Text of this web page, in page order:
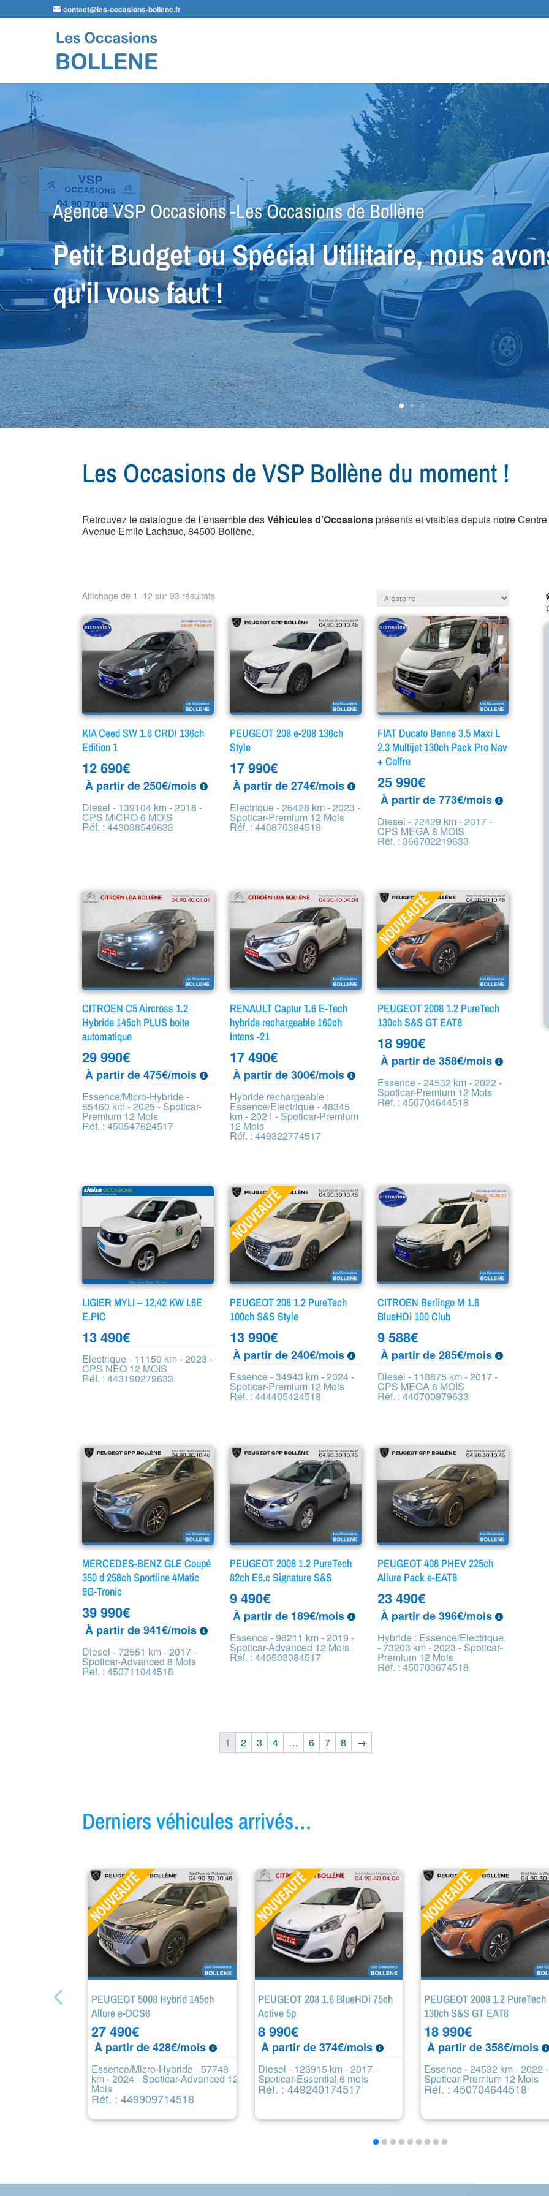
contact@les-occasions-bollene.fr
Agence VSP Occasions -Les Occasions de Bollène
Petit Budget ou Spécial Utilitaire, nous
qu'il vous faut !
Les Occasions de VSP Bollène du moment !
Retrouvez le catalogue de l’ensemble desVéhicules d’Occasionsprésents et visibles depuis notre
Avenue Emile Lachauc, 84500 Bollène.
Affichage de 1–12 sur 93 résultats
KIA Ceed SW 1.6 CRDI 136ch
Edition 1
12 690€
À partir de 250€/mois
Diesel - 139104 km - 2018 -
CPS MICRO 6 MOIS
Réf. : 443038549633
PEUGEOT 208 e-208 136ch
Style
17 990€
À partir de 274€/mois
Electrique - 26428 km - 2023 -
Spoticar-Premium 12 Mois
Réf. : 440870384518
FIAT Ducato Benne 3.5 Maxi L
2.3 Multijet 130ch Pack Pro Nav
+ Coffre
25 990€
À partir de 773€/mois
Diesel - 72429 km - 2017 -
CPS MEGA 8 MOIS
Réf. : 366702219633
CITROEN C5 Aircross 1.2
Hybride 145ch PLUS boite
automatique
29 990€
À partir de 475€/mois
Essence/Micro-Hybride -
55460 km - 2025 - Spoticar-
Premium 12 Mois
Réf. : 450547624517
RENAULT Captur 1.6 E-Tech
hybride rechargeable 160ch
Intens -21
17 490€
À partir de 300€/mois
Hybride rechargeable :
Essence/Electrique - 48345
km - 2021 - Spoticar-Premium
12 Mois
Réf. : 449322774517
PEUGEOT 2008 1.2 PureTech
130ch S&S GT EAT8
18 990€
À partir de 358€/mois
Essence - 24532 km - 2022 -
Spoticar-Premium 12 Mois
Réf. : 450704644518
LIGIER MYLI – 12,42 KW L6E
E.PIC
13 490€
Electrique - 11150 km - 2023 -
CPS NEO 12 MOIS
Réf. : 443190279633
PEUGEOT 208 1.2 PureTech
100ch S&S Style
13 990€
À partir de 240€/mois
Essence - 34943 km - 2024 -
Spoticar-Premium 12 Mois
Réf. : 444405424518
CITROEN Berlingo M 1.6
BlueHDi 100 Club
9 588€
À partir de 285€/mois
Diesel - 118875 km - 2017 -
CPS MEGA 8 MOIS
Réf. : 440700979633
MERCEDES-BENZ GLE Coupé
350 d 258ch Sportline 4Matic
9G-Tronic
39 990€
À partir de 941€/mois
Diesel - 72551 km - 2017 -
Spoticar-Advanced 8 Mois
Réf. : 450711044518
PEUGEOT 2008 1.2 PureTech
82ch E6.c Signature S&S
9 490€
À partir de 189€/mois
Essence - 96211 km - 2019 -
Spoticar-Advanced 12 Mois
Réf. : 440503084517
PEUGEOT 408 PHEV 225ch
Allure Pack e-EAT8
23 490€
À partir de 396€/mois
Hybride : Essence/Electrique
- 73203 km - 2023 - Spoticar-
Premium 12 Mois
Réf. : 450703674518
1 2 3 4 … 6 7 8 →
Derniers véhicules arrivés…
PEUGEOT 5008 Hybrid 145ch
Allure e-DCS6
27 490€
À partir de 428€/mois
Essence/Micro-Hybride - 57748
km - 2024 - Spoticar-Advanced 12
Mois
Réf. : 449909714518
PEUGEOT 208 1.6 BlueHDi 75ch
Active 5p
8 990€
À partir de 374€/mois
Diesel - 123915 km - 2017 -
Spoticar-Essential 6 mois
Réf. : 449240174517
PEUGEOT 2008 1.2 PureTech
130ch S&S GT EAT8
18 990€
À partir de 358€/mois
Essence - 24532 km - 2022 -
Spoticar-Premium 12 Mois
Réf. : 450704644518